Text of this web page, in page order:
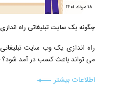
۱۸ مرداد ۱۴۰۱
چگونه یک سایت تبلیغاتی راه
راه اندازی یک وب سایت
می تواند باعث کسب در آمد
اطلاعات بیشتر